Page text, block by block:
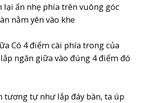
lại ấn nhẹ phía trên vuông góc
nằm yên vào khe
Có 4 điểm cài phía trong của
ngăn giữa vào đúng 4 điểm đó
tương tự như lắp đáy bàn, ta úp